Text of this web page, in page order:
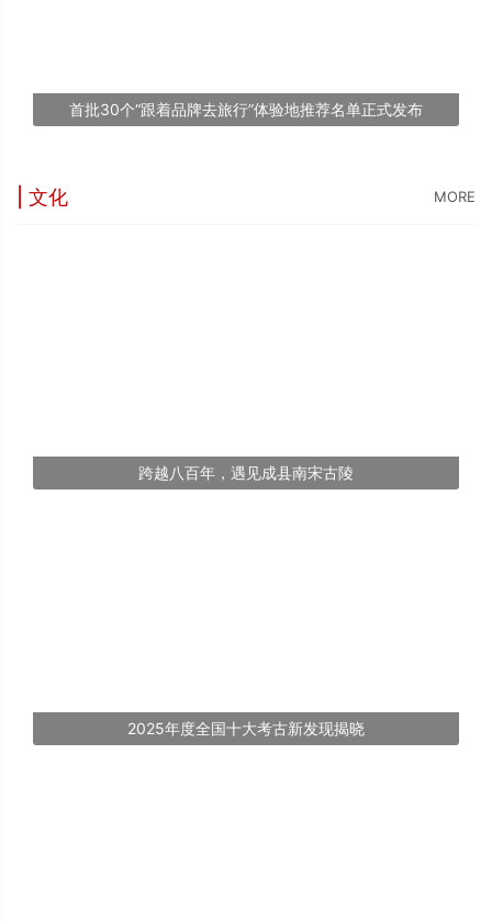
首批30个“跟着品牌去旅行”体验地推荐名单正式发布
| 文化 MORE
跨越八百年，遇见成县南宋古陵
2025年度全国十大考古新发现揭晓